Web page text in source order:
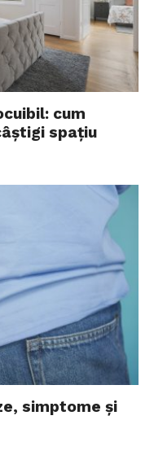
cum
spațiu
simptome și